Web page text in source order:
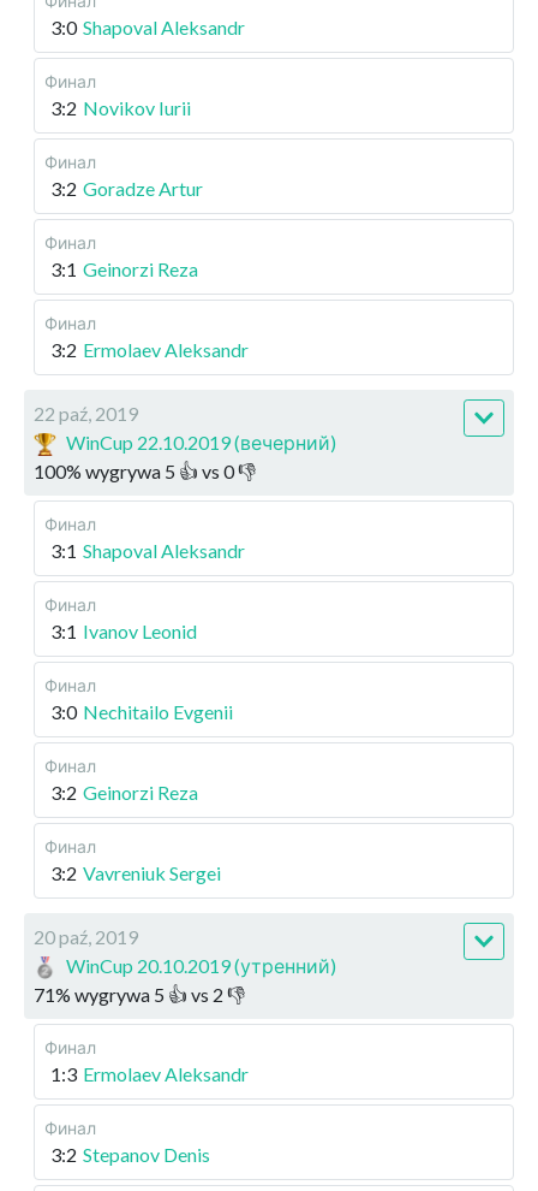
3:0 Shapoval Aleksandr
Финал
3:2 Novikov Iurii
Финал
3:2 Goradze Artur
Финал
3:1 Geinorzi Reza
Финал
3:2 Ermolaev Aleksandr
22 paź, 2019
WinCup 22.10.2019 (вечерний)
100% wygrywa 5 👍 vs 0👎
Финал
3:1 Shapoval Aleksandr
Финал
3:1 Ivanov Leonid
Финал
3:0 Nechitailo Evgenii
Финал
3:2 Geinorzi Reza
Финал
3:2 Vavreniuk Sergei
20 paź, 2019
WinCup 20.10.2019 (утренний)
71% wygrywa 5 👍 vs 2 👎
Финал
1:3 Ermolaev Aleksandr
Финал
3:2 Stepanov Denis